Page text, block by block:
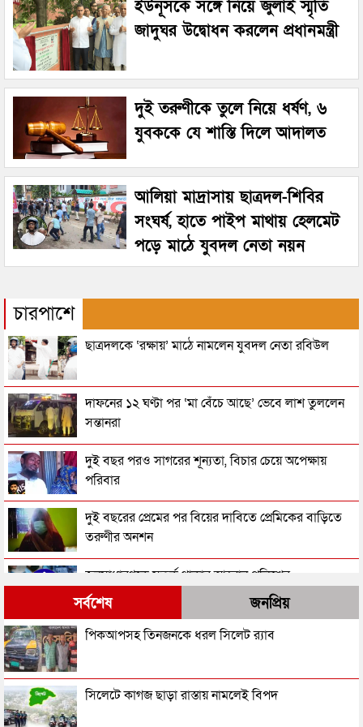
ইউনূসকে সঙ্গে নিয়ে জুলাই স্মৃতি
জাদুঘর উদ্বোধন করলেন প্রধানমন্ত্রী
দুই তরুণীকে তুলে নিয়ে ধর্ষণ, ৬
যুবককে যে শাস্তি দিলে আদালত
আলিয়া মাদ্রাসায় ছাত্রদল-শিবির
সংঘর্ষ, হাতে পাইপ মাথায় হেলমেট
পড়ে মাঠে যুবদল নেতা নয়ন
চারপাশে
ছাত্রদলকে ‘রক্ষায়’ মাঠে নামলেন যুবদল নেতা রবিউল
দাফনের ১২ ঘণ্টা পর ‘মা বেঁচে আছে’ ভেবে লাশ তুললেন
সন্তানরা
দুই বছর পরও সাগরের শূন্যতা, বিচার চেয়ে অপেক্ষায়
পরিবার
দুই বছরের প্রেমের পর বিয়ের দাবিতে প্রেমিকের বাড়িতে
তরুণীর অনশন
জনসাধারণকে সতর্ক থাকার আহ্বান পুলিশের
৩ মাসে পুলিশের হাতে গ্রেপ্তার ১ লাখ ৪২ হাজার
ছেলের ছুরি কাঘাতে বাবা-মা খুন
সর্বশেষ জনপ্রিয়
পিকআপসহ তিনজনকে ধরল সিলেট র‌্যাব
সিলেটে কাগজ ছাড়া রাস্তায় নামলেই বিপদ